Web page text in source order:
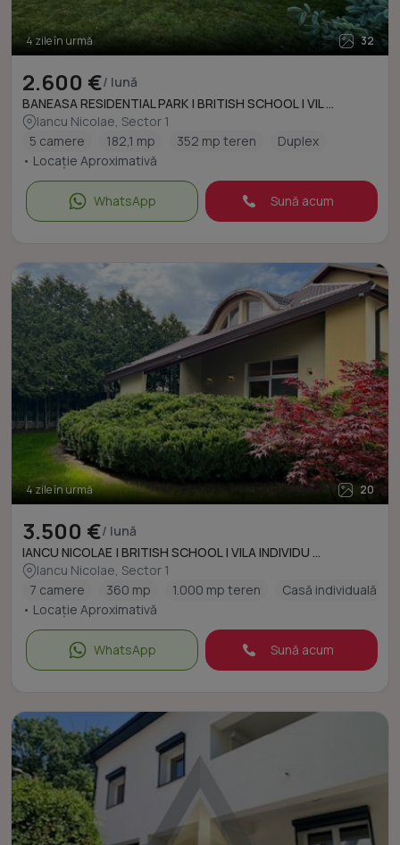
4 zile în urmă 32
2.600 €/ lună
BANEASA RESIDENTIAL PARK | BRITISH SCHOOL | VIL ...
Iancu Nicolae, Sector 1
5 camere
182,1 mp 352 mp teren
Duplex
• Locație Aproximativă
WhatsApp Sună acum
4 zile în urmă 20
3.500 €/ lună
IANCU NICOLAE | BRITISH SCHOOL | VILA INDIVIDU ...
Iancu Nicolae, Sector 1
7 camere
360 mp 1.000 mp teren
Casă individuală
• Locație Aproximativă
WhatsApp Sună acum